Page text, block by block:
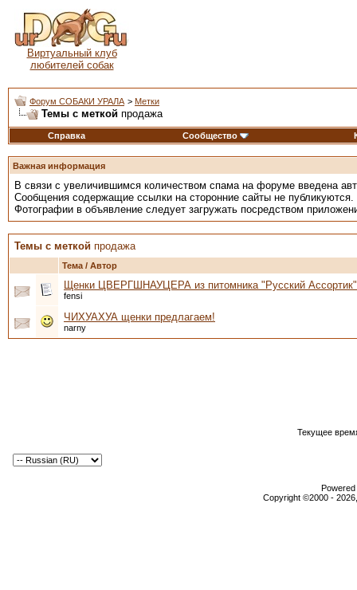
Виртуальный клуб
любителей собак
Форум СОБАКИ УРАЛА > Метки
Темы с меткой продажа
Справка Сообщество
Важная информация
В связи с увеличившимся количеством спама на форуме введена
Сообщения содержащие ссылки на сторонние сайты не публикуются.
Фотографии в объявление следует загружать посредством
Темы с меткой продажа
Тема / Автор
Щенки ЦВЕРГШНАУЦЕРА из питомника "Русский
fensi
ЧИХУАХУА щенки предлагаем!
narny
Текущее
Copyright ©2000 -